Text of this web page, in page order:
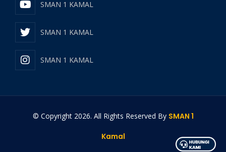
SMAN 1 KAMAL
SMAN 1 KAMAL
SMAN 1 KAMAL
© Copyright 2026. All Rights Reserved By SMAN 1
Kamal